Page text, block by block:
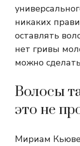
никаких
оставлять
нет гривы
можно
Волосы
это не
Мириам